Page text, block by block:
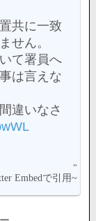
共に一致
せん。
て署員へ
は言えな
違いなさ